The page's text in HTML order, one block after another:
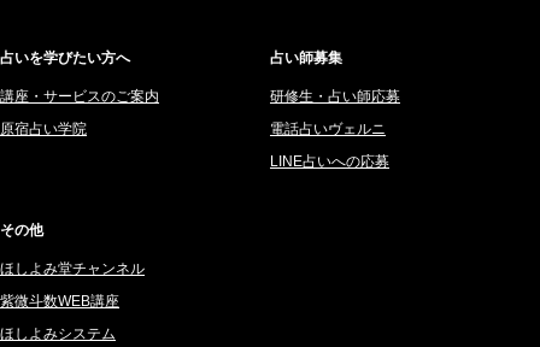
サーペント (92)
さてら (94)
桜望巴千 (270)
綺咲みゆき (22)
比呂 酒井 (59)
ロザリン (157)
2024年12月 (57)
2024年11月 (38)
2024年10月 (36)
2024年9月 (39)
占いを学びたい方へ
講座・サービスのご案内
原宿占い学院
占い師募集
研修生・占い師応募
電話占いヴェルニ
LINE占いへの応募
その他
ほしよみ堂チャンネル
紫微斗数WEB講座
ほしよみシステム